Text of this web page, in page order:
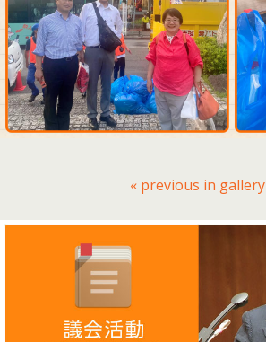
« previous in gallery